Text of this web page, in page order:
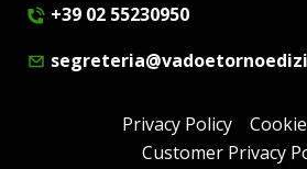
+39 02 55230950
Privacy Policy
Customer Privacy